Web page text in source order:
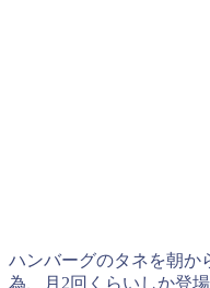
ハンバーグのタネを朝か
為、月2回くらいしか登場